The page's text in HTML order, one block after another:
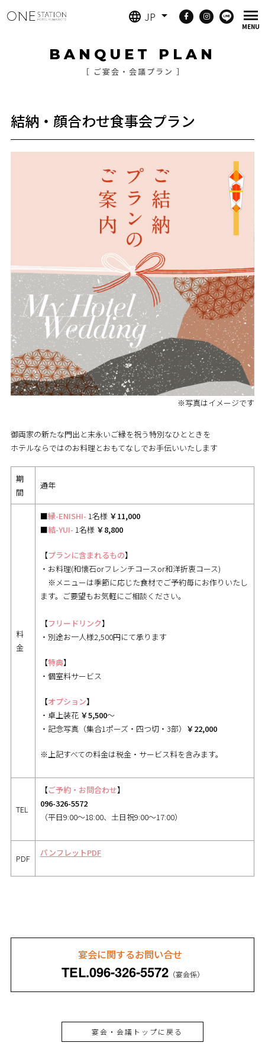
JP
BANQUET PLAN
［ ご宴会・会議プラン ］
結納・顔合わせ食事会プラン
御両家の新たな門出と末永いご縁を祝う特別なひとときを
ホテルならではのお料理とおもてなしでお手伝いいたします
期
間
通年
料
金
■縁-ENISHI- 1名様 ￥11,000
■結-YUI- 1名様 ￥8,800
【プランに含まれるもの】
・お料理(和懐石orフレンチコースor和洋折衷コース)
※メニューは季節に応じた食材でご予約毎にお作りいたし
ます。ご要望もお気軽にご相談ください。
【フリードリンク】
・別途お一人様2,500円にて承ります
【特典】
・個室料サービス
【オプション】
・卓上装花 ￥5,500～
・記念写真（集合1ポーズ・四つ切・3部） ￥22,000
※上記すべての料金は税金・サービス料を含みます。
TEL
【ご予約・お問合わせ】
096-326-5572
（平日9:00～18:00、土日祝9:00～17:00）
PDF
パンフレットPDF
※写真はイメージです
宴会に関するお問い合せ
TEL.096-326-5572（宴会係）
宴会・会議トップに戻る